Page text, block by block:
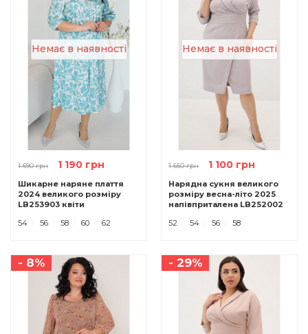
Немає в наявності
1 690 грн 1 190 грн
Шикарне наряне плаття
2024 великого розміру
LB253903 квіти
54
56 58 60 62
Немає в наявності
1 550 грн 1 100 грн
Нарядна сукня великого
розміру весна-літо 2025
напівприталена LB252002
52
54 56 58
- 8% - 29%